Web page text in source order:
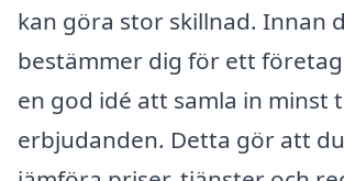
kan göra stor skillnad. Innan
bestämmer dig för ett
en god idé att samla in minst
erbjudanden. Detta gör att